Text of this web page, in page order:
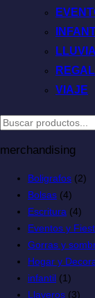
VIAJE
merchandising
Boligrafos (2)
Bolsas (4)
Escritura (4)
Eventos y
Gorras y
Hogar y
infantil (1)
Llaveros (3)